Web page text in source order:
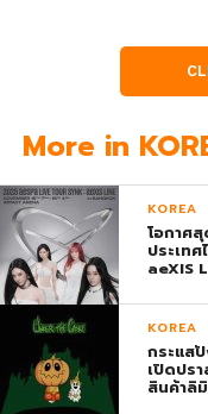
More in
KOREA
โอกาศ
ประเท
aeXIS
KOREA
กระแสปั
เปิดปร
สินค้าลิ